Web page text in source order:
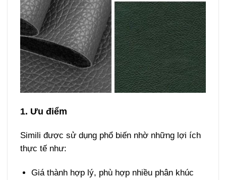
1. Ưu điểm
Simili được sử dụng phổ biến nhờ những lợi ích
thực tế như:
Giá thành hợp lý, phù hợp nhiều phân khúc